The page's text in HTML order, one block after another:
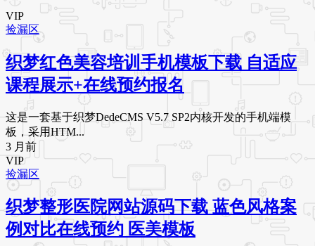
VIP
捡漏区
织梦红色美容培训手机模板下载 自适应
课程展示+在线预约报名
这是一套基于织梦DedeCMS V5.7 SP2内核开发的手机端模
板，采用HTM...
3 月前
VIP
捡漏区
织梦整形医院网站源码下载 蓝色风格案
例对比在线预约 医美模板